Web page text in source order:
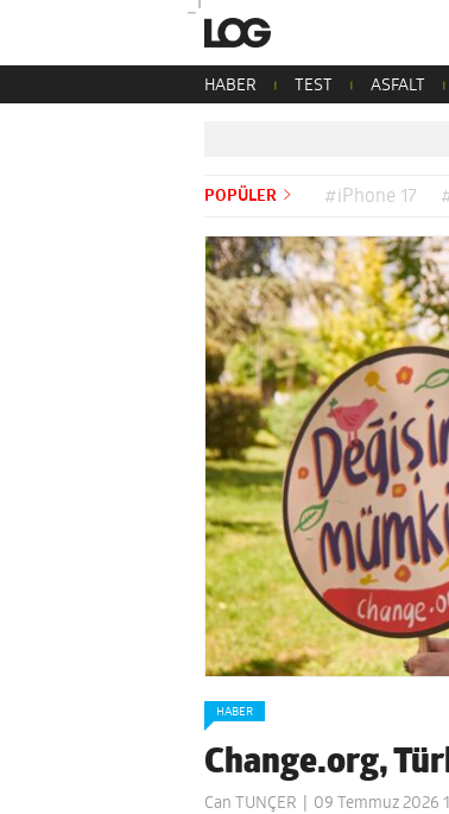
HABER TEST ASFALT
POPÜLER #iPhone 17
HABER
Change.org,
Can TUNÇER 09 Temmuz 2026